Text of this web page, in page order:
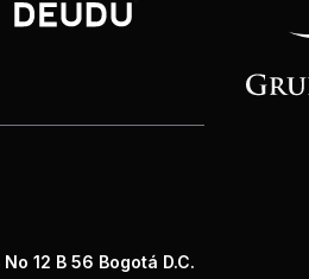
12 B 56 Bogotá D.C.